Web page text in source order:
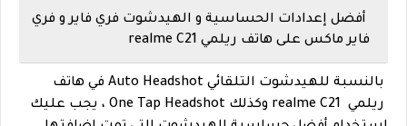
أفضل إعدادات الحساسية و الهيدشوت فري فاير و فري
فاير ماكس على هاتف ريلمي realme C21
بالنسبة للهيدشوت التلقائي Auto Headshot في هاتف
ريلمي realme C21 وكذلك One Tap Headshot ، يجب عليك